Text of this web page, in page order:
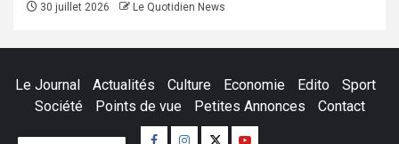
30 juillet 2026 Le Quotidien News
Le Journal Actualités Culture Economie Edito
Sport
Société
Points de vue Petites Annonces Contact
Facebook
Instagram
TwitterYoutube